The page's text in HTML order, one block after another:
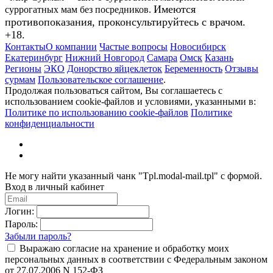
суррогатных мам без посредников. Имеются
противопоказания, проконсультируйтесь с врачом.
+18.
КонтактыО компании Частые вопросы Новосибирск
Екатеринбург Нижний Новгород Самара Омск Казань
Регионы ЭКО Донорство яйцеклеток Беременность Отзывы
сурмам Пользовательское соглашение.
Продолжая пользоваться сайтом, Вы соглашаетесь с
использованием cookie-файлов и условиями, указанными в:
Политике по использованию cookie-файлов Политике
конфиденциальности
Не могу найти указанный чанк "Tpl.modal-mail.tpl" с формой.
Вход в личный кабинет
Логин:
Пароль:
Забыли пароль?
Выражаю согласие на хранение и обработку моих
персональных данных в соответствии с Федеральным законом
от 27.07.2006 N 152-ФЗ